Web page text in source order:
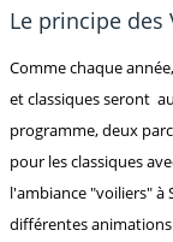
Le principe des
Comme chaque
et classiques seront
programme, deux
pour les classiques
l'ambiance "voiliers" à
différentes